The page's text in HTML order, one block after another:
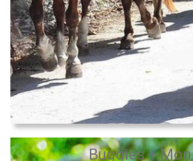
Buggies +